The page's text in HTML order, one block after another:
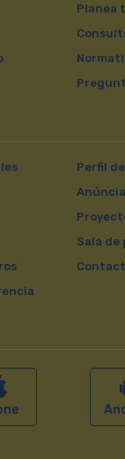
Planea
Perfil
Sala de